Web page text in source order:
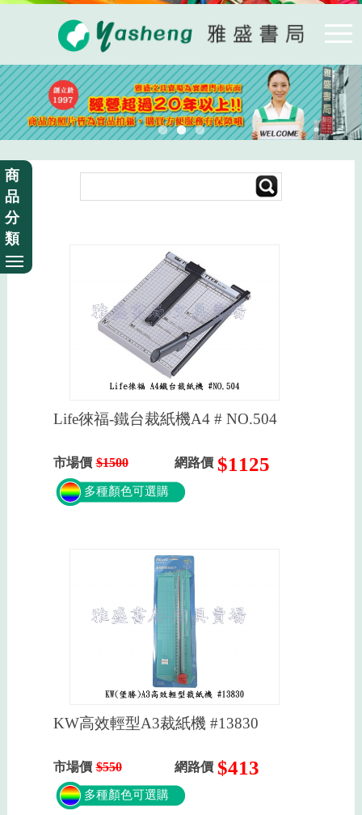
商
品
分
類
Life徠福-鐵台裁紙機A4 # NO.504
市場價 $1500 網路價 $1125
多種顏色可選購
KW高效輕型A3裁紙機 #13830
市場價 $550 網路價 $413
多種顏色可選購